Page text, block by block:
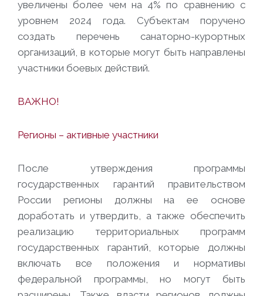
увеличены более чем на 4% по сравнению с
уровнем 2024 года. Субъектам поручено
создать перечень санаторно-курортных
организаций, в которые могут быть направлены
участники боевых действий.
ВАЖНО!
Регионы – активные участники
После утверждения программы
государственных гарантий правительством
России регионы должны на ее основе
доработать и утвердить, а также обеспечить
реализацию территориальных программ
государственных гарантий, которые должны
включать все положения и нормативы
федеральной программы, но могут быть